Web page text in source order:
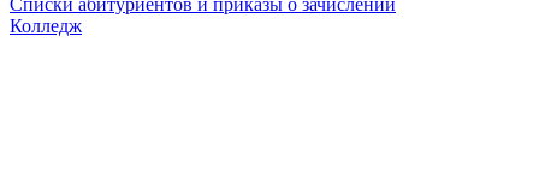
Списки абитуриентов и приказы о зачислении
Колледж